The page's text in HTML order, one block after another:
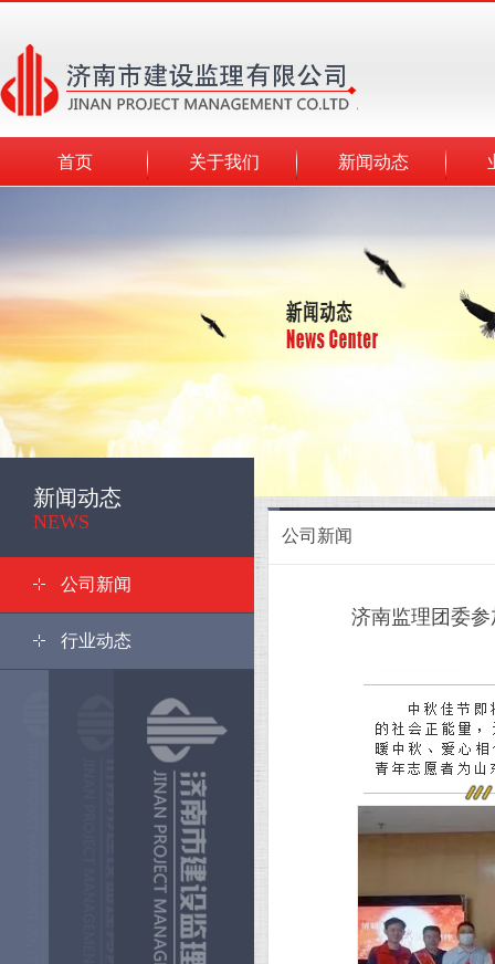
首页 关于我们 新闻动态
新闻动态
NEWS
公司新闻
行业动态
公司新闻
济南监理团委